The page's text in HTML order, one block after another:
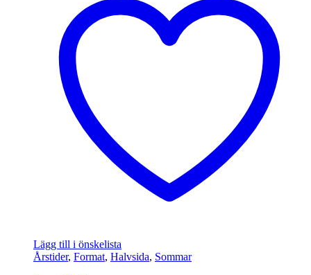
Lägg till i önskelista
Årstider, Format, Halvsida, Sommar